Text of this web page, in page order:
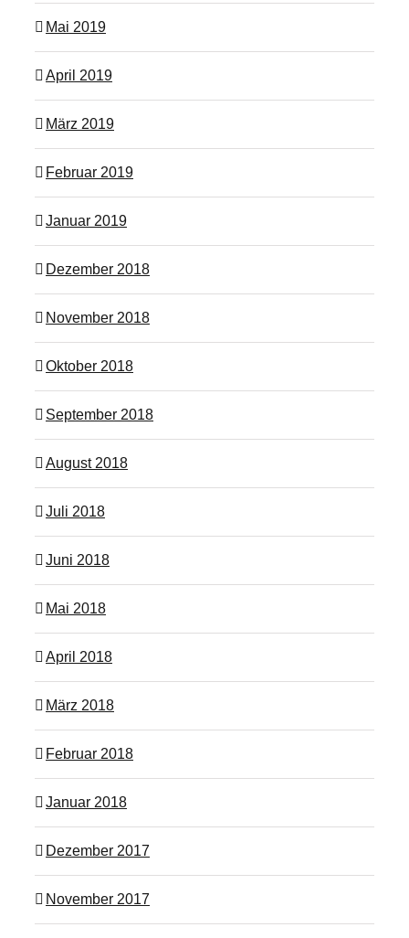
Mai 2019
April 2019
März 2019
Februar 2019
Januar 2019
Dezember 2018
November 2018
Oktober 2018
September 2018
August 2018
Juli 2018
Juni 2018
Mai 2018
April 2018
März 2018
Februar 2018
Januar 2018
Dezember 2017
November 2017